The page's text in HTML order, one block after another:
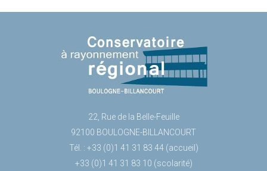
22, Rue de la Belle-Feuille
92100 BOULOGNE-BILLANCOURT
Tél. : +33 (0)1 41 31 83 44 (accueil)
+33 (0)1 41 31 83 10 (scolarité)